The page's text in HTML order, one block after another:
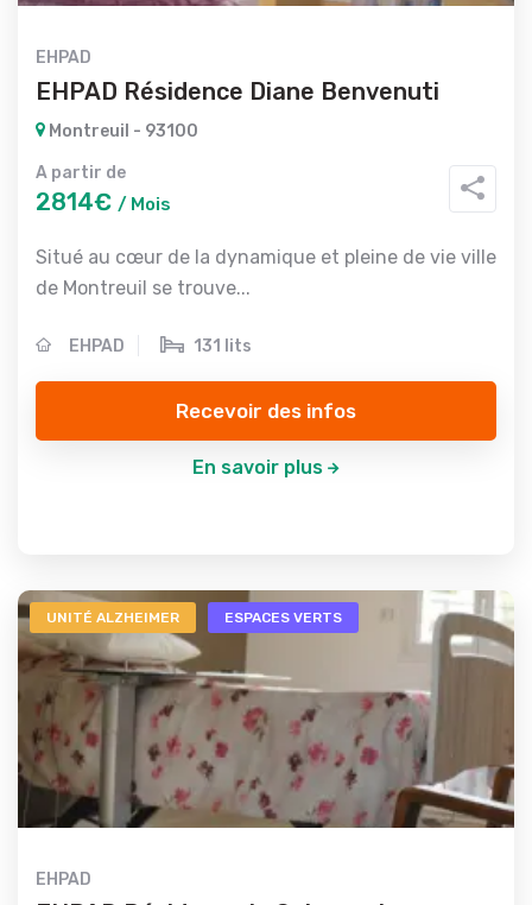
EHPAD
EHPAD Résidence Diane Benvenuti
Montreuil - 93100
A partir de
2814€ / Mois
Situé au cœur de la dynamique et pleine de vie ville
de Montreuil se trouve...
EHPAD 131 lits
Recevoir des infos
En savoir plus
UNITÉ ALZHEIMER ESPACES VERTS
EHPAD